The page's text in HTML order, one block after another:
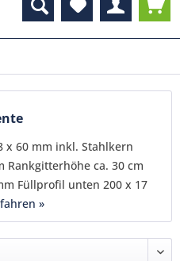
x 60 mm inkl. Stahlkern
Rankgitterhöhe ca. 30 cm
Füllprofil unten 200 x 17
»